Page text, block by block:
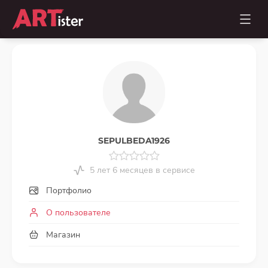
SEPULBEDA1926
5 лет 6 месяцев в сервисе
Портфолио
О пользователе
Магазин